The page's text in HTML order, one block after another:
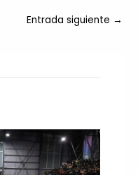
Entrada siguiente →